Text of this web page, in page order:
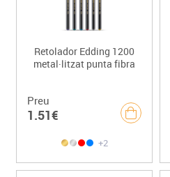
Retolador Edding 1200
metal·litzat punta fibra
Preu
1.51€
+2